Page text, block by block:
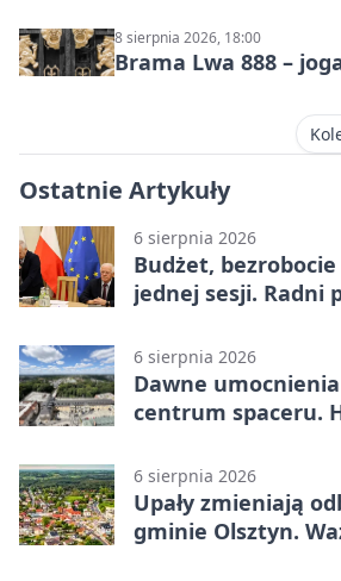
8 sierpnia 2026, 18:00
Brama Lwa 888 –
Ostatnie Artykuły
6 sierpnia 2026
Budżet,
jednej sesji. Radni
6 sierpnia 2026
Dawne
centrum spaceru.
6 sierpnia 2026
Upały zmieniają
gminie Olsztyn.